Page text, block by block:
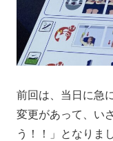
前回は、当日に急
変更があって、い
う！！」となりま